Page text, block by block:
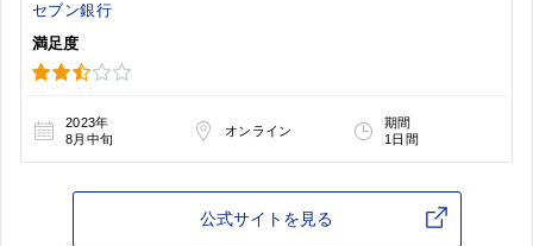
セブン銀行
満足度
2023年
8月中旬
オンライン
期間
1日間
公式サイトを見る